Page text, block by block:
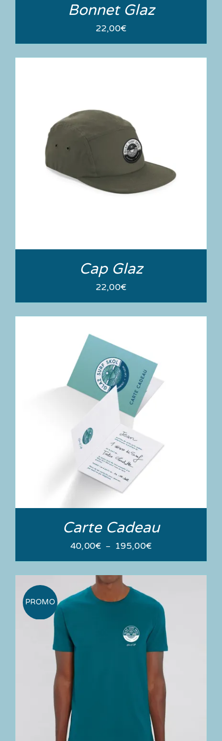
Bonnet Glaz
22,00€
Cap Glaz
22,00€
Carte Cadeau
40,00€ – 195,00€Plage
à
195,00€
PROMO